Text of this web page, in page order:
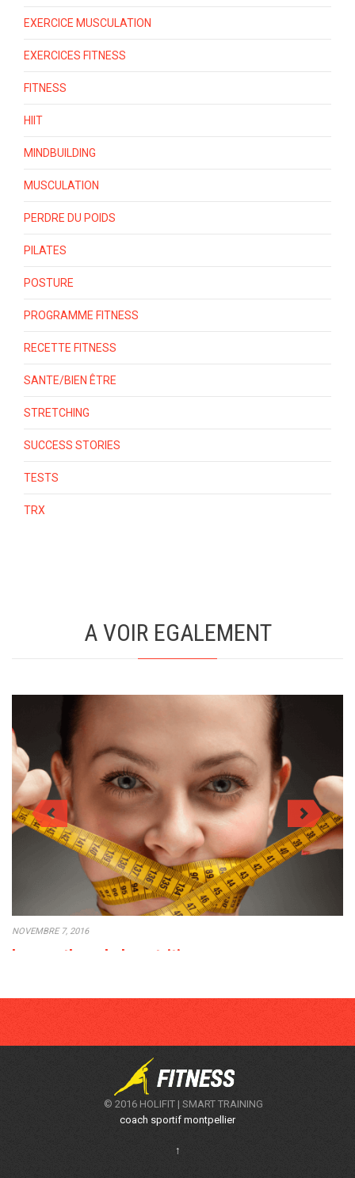
EXERCICE MUSCULATION
EXERCICES FITNESS
FITNESS
HIIT
MINDBUILDING
MUSCULATION
PERDRE DU POIDS
PILATES
POSTURE
PROGRAMME FITNESS
RECETTE FITNESS
SANTE/BIEN ÊTRE
STRETCHING
SUCCESS STORIES
TESTS
TRX
A VOIR EGALEMENT
NOVEMBRE 7, 2016
Les mythes de la nutrition
© 2016 HOLIFIT | SMART TRAINING
coach sportif montpellier
↑